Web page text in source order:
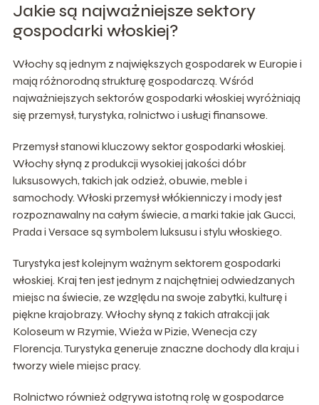
Jakie są najważniejsze sektory
gospodarki włoskiej?
Włochy są jednym z największych gospodarek w Europie i
mają różnorodną strukturę gospodarczą. Wśród
najważniejszych sektorów gospodarki włoskiej wyróżniają
się przemysł, turystyka, rolnictwo i usługi finansowe.
Przemysł stanowi kluczowy sektor gospodarki włoskiej.
Włochy słyną z produkcji wysokiej jakości dóbr
luksusowych, takich jak odzież, obuwie, meble i
samochody. Włoski przemysł włókienniczy i mody jest
rozpoznawalny na całym świecie, a marki takie jak Gucci,
Prada i Versace są symbolem luksusu i stylu włoskiego.
Turystyka jest kolejnym ważnym sektorem gospodarki
włoskiej. Kraj ten jest jednym z najchętniej odwiedzanych
miejsc na świecie, ze względu na swoje zabytki, kulturę i
piękne krajobrazy. Włochy słyną z takich atrakcji jak
Koloseum w Rzymie, Wieża w Pizie, Wenecja czy
Florencja. Turystyka generuje znaczne dochody dla kraju i
tworzy wiele miejsc pracy.
Rolnictwo również odgrywa istotną rolę w gospodarce